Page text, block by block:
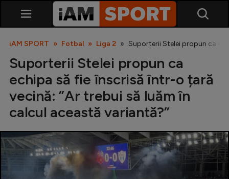
SuperLiga
Liga 2
Cupa României
iAM SPORT Fotbal Liga 2 Suporterii Stelei propun ca
Suporterii Stelei propun ca
echipa să fie înscrisă într-o țară
vecină: ”Ar trebui să luăm în
calcul această variantă?”